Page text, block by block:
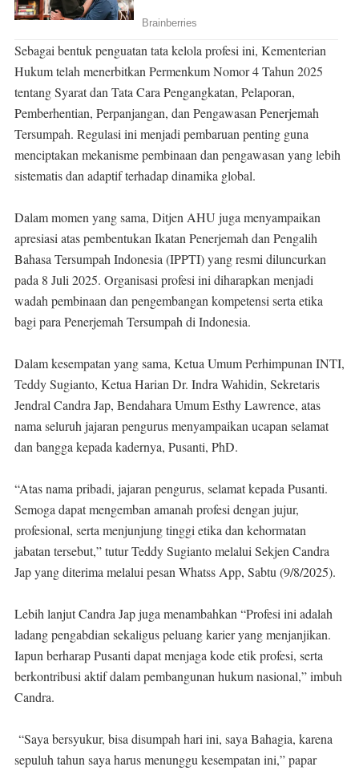
Sebagai bentuk penguatan tata kelola profesi ini, Kementerian
Hukum telah menerbitkan Permenkum Nomor 4 Tahun 2025
tentang Syarat dan Tata Cara Pengangkatan, Pelaporan,
Pemberhentian, Perpanjangan, dan Pengawasan Penerjemah
Tersumpah. Regulasi ini menjadi pembaruan penting guna
menciptakan mekanisme pembinaan dan pengawasan yang lebih
sistematis dan adaptif terhadap dinamika global.
Dalam momen yang sama, Ditjen AHU juga menyampaikan
apresiasi atas pembentukan Ikatan Penerjemah dan Pengalih
Bahasa Tersumpah Indonesia (IPPTI) yang resmi diluncurkan
pada 8 Juli 2025. Organisasi profesi ini diharapkan menjadi
wadah pembinaan dan pengembangan kompetensi serta etika
bagi para Penerjemah Tersumpah di Indonesia.
Dalam kesempatan yang sama, Ketua Umum Perhimpunan INTI,
Teddy Sugianto, Ketua Harian Dr. Indra Wahidin, Sekretaris
Jendral Candra Jap, Bendahara Umum Esthy Lawrence, atas
nama seluruh jajaran pengurus menyampaikan ucapan selamat
dan bangga kepada kadernya, Pusanti, PhD.
“Atas nama pribadi, jajaran pengurus, selamat kepada Pusanti.
Semoga dapat mengemban amanah profesi dengan jujur,
profesional, serta menjunjung tinggi etika dan kehormatan
jabatan tersebut,” tutur Teddy Sugianto melalui Sekjen Candra
Jap yang diterima melalui pesan Whatss App, Sabtu (9/8/2025).
Lebih lanjut Candra Jap juga menambahkan “Profesi ini adalah
ladang pengabdian sekaligus peluang karier yang menjanjikan.
Iapun berharap Pusanti dapat menjaga kode etik profesi, serta
berkontribusi aktif dalam pembangunan hukum nasional,” imbuh
Candra.
“Saya bersyukur, bisa disumpah hari ini, saya Bahagia, karena
sepuluh tahun saya harus menunggu kesempatan ini,” papar